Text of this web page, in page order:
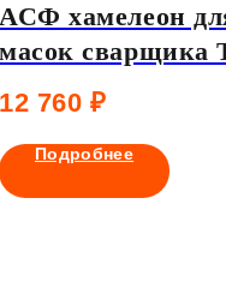
АСФ хамелеон
масок сварщика
ADF 715S
12 760 ₽
Подробнее